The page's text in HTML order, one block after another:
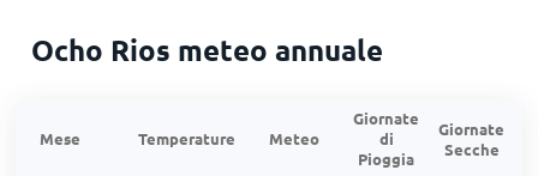
Ocho Rios meteo annuale
Mese Temperature Meteo
Giornate
di
Pioggia
Giornate
Secche